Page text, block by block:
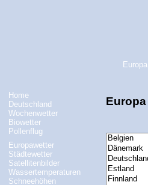
Europa
Home
Deutschland
Wochenwetter
Biowetter
Pollenflug
Europawetter
Städtewetter
Satellitenbilder
Wassertemperaturen
Schneehöhen
Europa